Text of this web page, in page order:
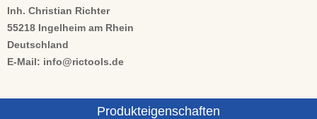
Inh. Christian Richter
55218 Ingelheim am Rhein
Deutschland
E-Mail: info@rictools.de
Produkteigenschaften